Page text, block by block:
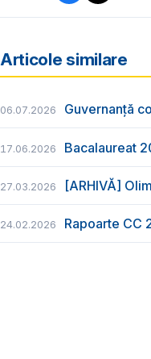
Articole similare
06.07.2026 Guvernanță
17.06.2026 Bacalaureat
27.03.2026 [ARHIVĂ]
24.02.2026 Rapoarte CC